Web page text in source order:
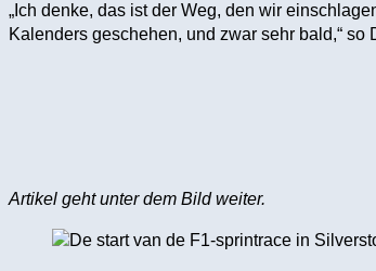
„Ich denke, das ist der Weg, den wir
Kalenders geschehen, und zwar sehr bald,“ so
Artikel geht unter dem Bild weiter.